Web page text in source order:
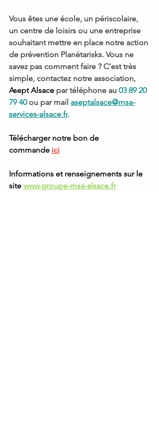
Vous êtes une école, un périscolaire,
un centre de loisirs ou une entreprise
souhaitant mettre en place notre action
de prévention Planétarisks. Vous ne
savez pas comment faire ? C’est très
simple, contactez notre association,
Asept Alsace par téléphone au 03 89 20
79 40 ou par mail aseptalsace@msa-
services-alsace.fr.
Télécharger notre bon de
commande ici
Informations et renseignements sur le
site www.groupe-msa-alsace.fr